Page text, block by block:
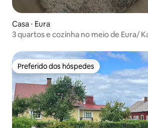
Casa ⋅ Eura
3 quartos e cozinha no meio de Eura/
Preferido dos hóspedes
Preferido dos hóspedes